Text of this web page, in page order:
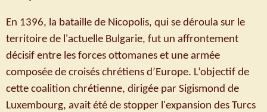
En 1396, la bataille de Nicopolis, qui se déroula sur le
territoire de l'actuelle Bulgarie, fut un affrontement
décisif entre les forces ottomanes et une armée
composée de croisés chrétiens d’Europe. L’objectif de
cette coalition chrétienne, dirigée par Sigismond de
Luxembourg, avait été de stopper l'expansion des Turcs